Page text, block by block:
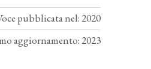
pubblicata nel: 2020
aggiornamento: 2023